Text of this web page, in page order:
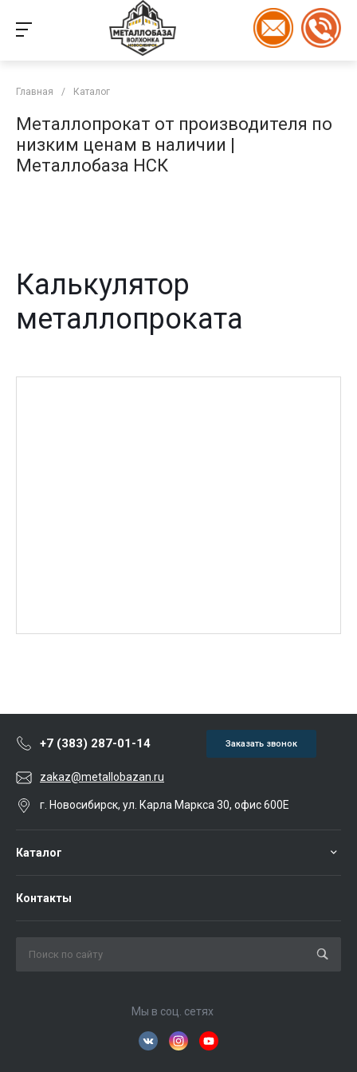
Главная / Каталог
Металлопрокат от производителя по
низким ценам в наличии |
Металлобаза НСК
Калькулятор
металлопроката
+7 (383) 287-01-14 Заказать звонок
zakaz@metallobazan.ru
г. Новосибирск, ул. Карла Маркса 30, офис 600Е
Каталог
Контакты
Мы в соц. сетях